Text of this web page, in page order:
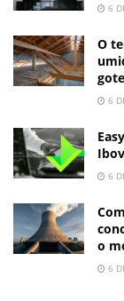
6
O
6
6
o
6